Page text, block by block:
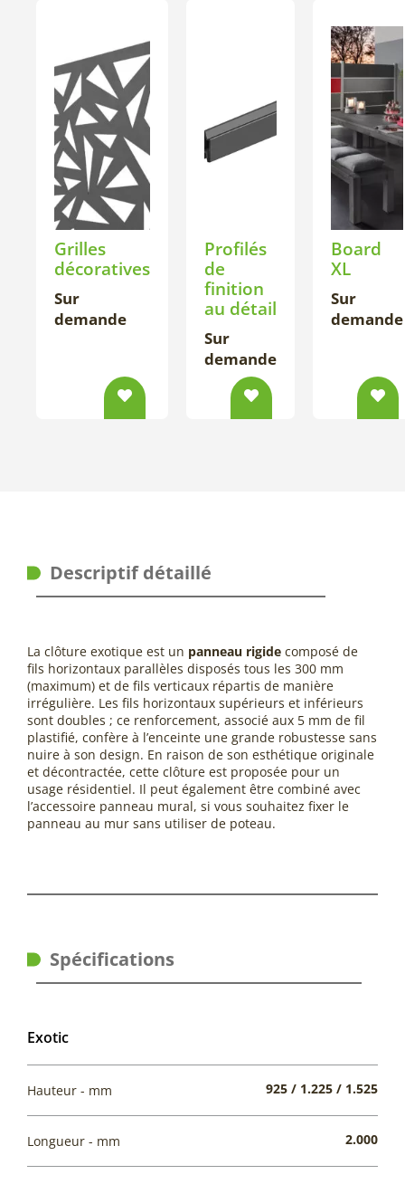
Grilles
décoratives
Sur
demande
Profilés
de
finition
au détail
Sur
demande
Board
XL
Sur
demande
Descriptif détaillé
La clôture exotique est un panneau rigide composé de
fils horizontaux parallèles disposés tous les 300 mm
(maximum) et de fils verticaux répartis de manière
irrégulière. Les fils horizontaux supérieurs et inférieurs
sont doubles ; ce renforcement, associé aux 5 mm de fil
plastifié, confère à l’enceinte une grande robustesse sans
nuire à son design. En raison de son esthétique originale
et décontractée, cette clôture est proposée pour un
usage résidentiel. Il peut également être combiné avec
l’accessoire panneau mural, si vous souhaitez fixer le
panneau au mur sans utiliser de poteau.
Spécifications
Exotic
Hauteur - mm 925 / 1.225 / 1.525
Longueur - mm 2.000